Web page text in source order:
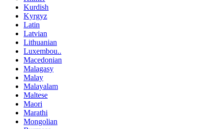
Kurdish
Kyrgyz
Latin
Latvian
Lithuanian
Luxembou..
Macedonian
Malagasy
Malay
Malayalam
Maltese
Maori
Marathi
Mongolian